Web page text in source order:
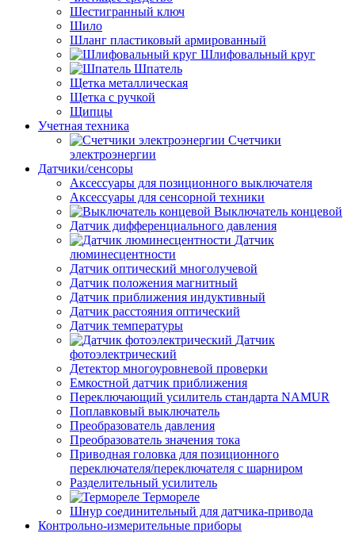
Шестигранный ключ
Шило
Шланг пластиковый армированный
Шлифовальный круг
Шпатель
Щетка металлическая
Щетка с ручкой
Щипцы
Учетная техника
Счетчики
электроэнергии
Датчики/сенсоры
Аксессуары для позиционного выключателя
Аксессуары для сенсорной техники
Выключатель концевой
Датчик дифференциального давления
Датчик
люминесцентности
Датчик оптический многолучевой
Датчик положения магнитный
Датчик приближения индуктивный
Датчик расстояния оптический
Датчик температуры
Датчик
фотоэлектрический
Детектор многоуровневой проверки
Емкостной датчик приближения
Переключающий усилитель стандарта NAMUR
Поплавковый выключатель
Преобразователь давления
Преобразователь значения тока
Приводная головка для позиционного
переключателя/переключателя с шарниром
Разделительный усилитель
Термореле
Шнур соединительный для датчика-привода
Контрольно-измерительные приборы